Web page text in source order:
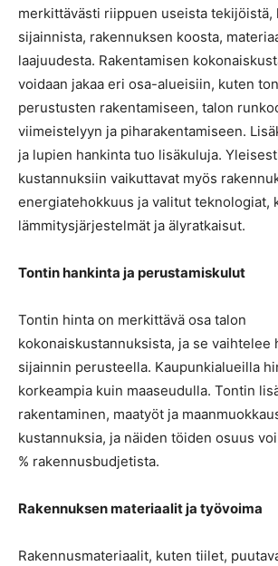
merkittävästi riippuen useista tekijöistä,
sijainnista, rakennuksen koosta,
laajuudesta. Rakentamisen
voidaan jakaa eri osa-alueisiin, kuten
perustusten rakentamiseen, talon
viimeistelyyn ja piharakentamiseen.
ja lupien hankinta tuo lisäkuluja.
kustannuksiin vaikuttavat myös
energiatehokkuus ja valitut teknologiat,
lämmitysjärjestelmät ja älyratkaisut.
Tontin hankinta ja perustamiskulut
Tontin hinta on merkittävä osa talon
kokonaiskustannuksista, ja se vaihtelee
sijainnin perusteella. Kaupunkialueilla
korkeampia kuin maaseudulla. Tontin
rakentaminen, maatyöt ja
kustannuksia, ja näiden töiden osuus
% rakennusbudjetista.
Rakennuksen materiaalit ja työvoima
Rakennusmateriaalit, kuten tiilet,